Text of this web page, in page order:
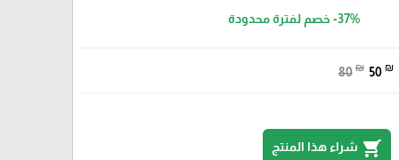
-37%خصم لفترة محدودة
80 ₪ 50 ₪
shopping_cart شراء هذا المنتج